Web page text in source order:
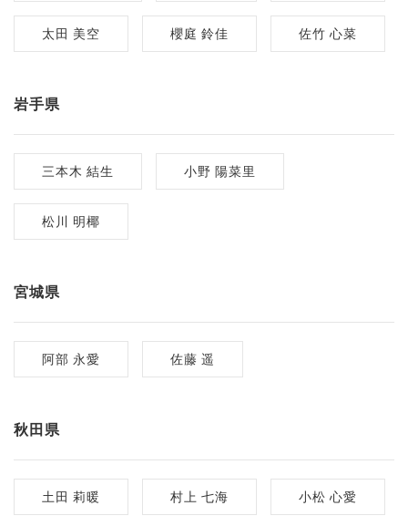
太田 美空 櫻庭 鈴佳 佐竹 心菜
岩手県
三本木 結生 小野 陽菜里
松川 明椰
宮城県
阿部 永愛 佐藤 遥
秋田県
土田 莉暖 村上 七海 小松 心愛